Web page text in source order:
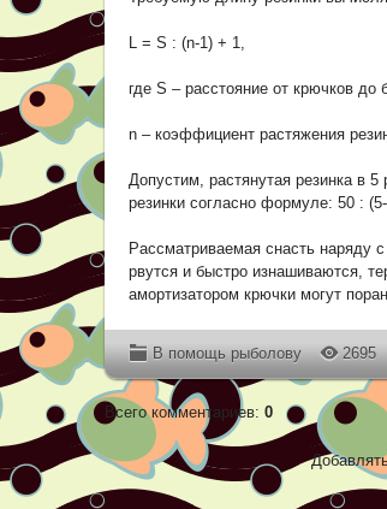
L = S : (n-1) + 1,
где S – расстояние от крючков до
n – коэффициент растяжения
Допустим, растянутая резинка в
резинки согласно формуле: 50 :
Рассматриваемая снасть наряду
рвутся и быстро изнашиваются,
амортизатором крючки могут
В помощь рыболову 2695
Всего комментариев: 0